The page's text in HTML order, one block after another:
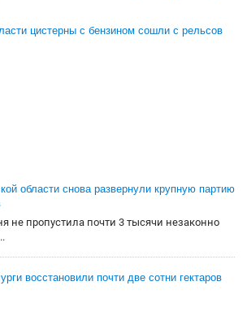
цистерны с бензином сошли с рельсов
области снова развернули крупную партию
не пропустила почти 3 тысячи незаконно
восстановили почти две сотни гектаров